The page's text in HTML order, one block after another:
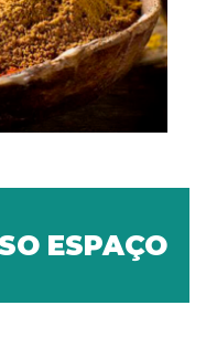
ESPAÇO